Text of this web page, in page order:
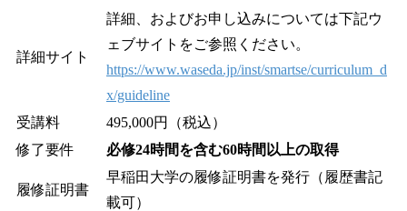
詳細サイト
詳細、およびお申し込みについては下記ウ
ェブサイトをご参照ください。
https://www.waseda.jp/inst/smartse/curriculum_d
x/guideline
受講料
495,000円（税込）
修了要件
必修24時間を含む60時間以上の取得
履修証明書
早稲田大学の履修証明書を発行（履歴書記
載可）